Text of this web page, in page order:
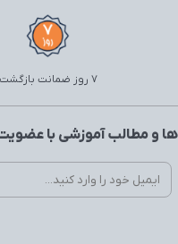
7 روز ضمانت بازگشت
و مطالب آموزشی با عضویت